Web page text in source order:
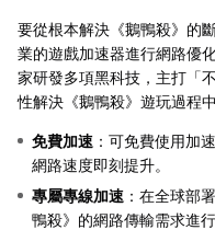
要從根本解決《鵝鴨殺》的
業的遊戲加速器進行網路優
家研發多項黑科技，主打「
性解決《鵝鴨殺》遊玩過程
免費加速 ：可免費使用加
網路速度即刻提升。
專屬專線加速 ：在全球部
鴨殺》的網路傳輸需求進